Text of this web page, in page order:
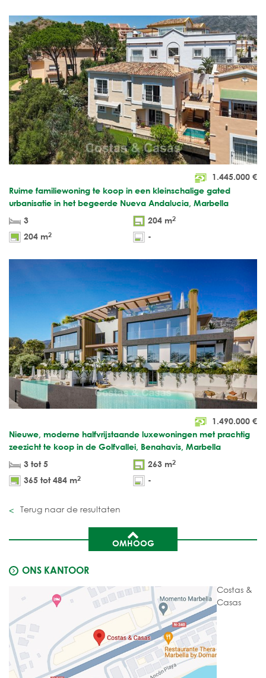
1.445.000 €
Ruime familiewoning te koop in een kleinschalige gated
urbanisatie in het begeerde Nueva Andalucia, Marbella
3
204 m2
204 m2 -
1.490.000 €
Nieuwe, moderne halfvrijstaande luxewoningen met prachtig
zeezicht te koop in de Golfvallei, Benahavis, Marbella
3 tot 5
263 m2
365 tot 484 m2 -
Terug naar de resultaten
OMHOOG
ONS KANTOOR
Costas &
Casas